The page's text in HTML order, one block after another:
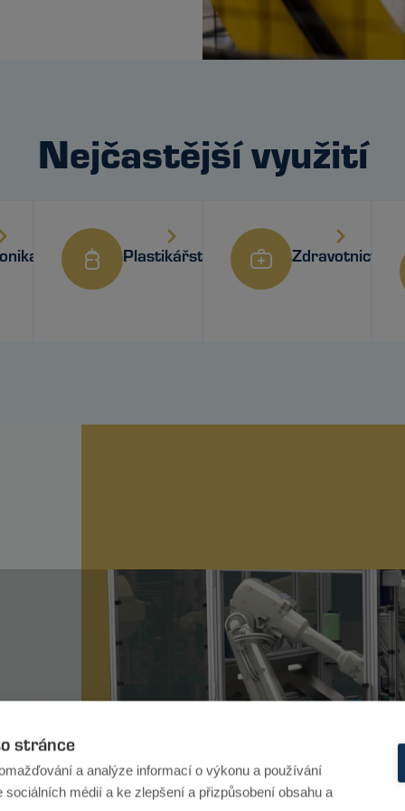
Nejčastější využití
Plastikářství Zdravotnictví
stránce
a analýze informací o výkonu a používání
médií a ke zlepšení a přizpůsobení obsahu a